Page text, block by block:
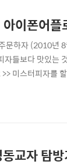
이폰어
문하자 (2010년
들보다 맛있는
미스터피자를
받는거죠 ^^; 예
교자 탐